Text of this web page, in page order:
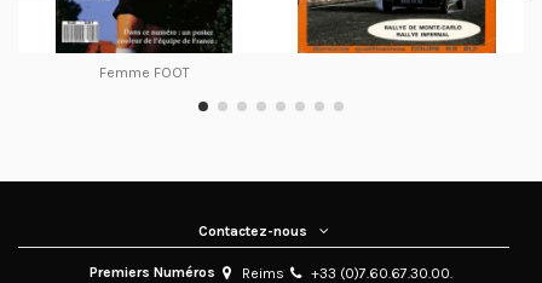
Femme FOOT
Contactez-nous
Premiers Numéros Reims +33 (0)7.60.67.30.00.